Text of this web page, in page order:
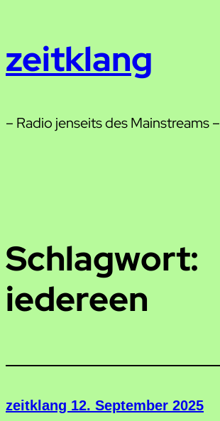
springen
zeitklang
– Radio jenseits des Mainstreams –
Schlagwort:
iedereen
zeitklang 12. September 2025